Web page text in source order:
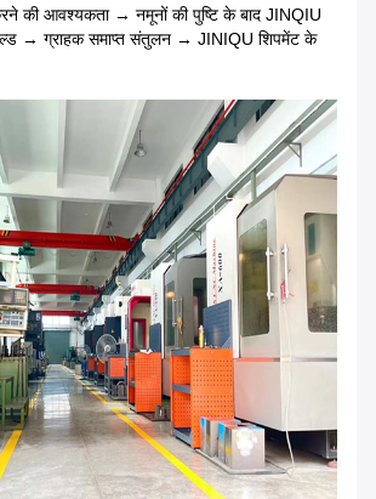
की आवश्यकता → नमूनों की पुष्टि के बाद JINQIU
→ ग्राहक समाप्त संतुलन → JINIQU शिपमेंट के